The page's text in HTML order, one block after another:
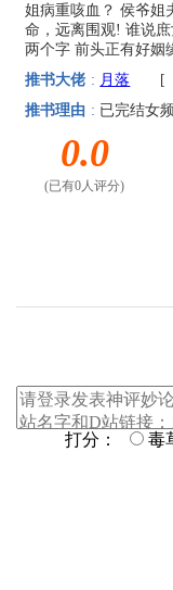
姐病重咳血？ 侯爷
命，远离围观! 谁说
两个字 前头正有好姻
推书大佬 : 月落 [
推书理由 : 已完结女
0.0
(已有0人评分)
打分： 毒